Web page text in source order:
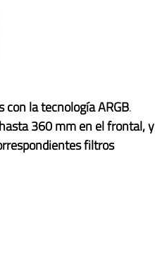
con la tecnología ARGB.
360 mm en el frontal, y
filtros